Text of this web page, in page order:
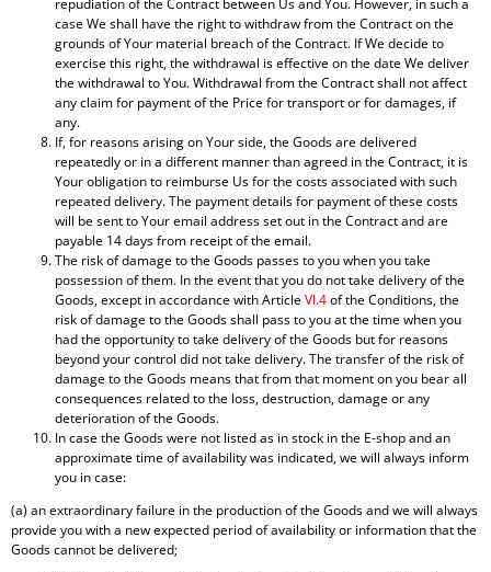
repudiation of the Contract between Us and You. However, in such a
case We shall have the right to withdraw from the Contract on the
grounds of Your material breach of the Contract. If We decide to
exercise this right, the withdrawal is effective on the date We deliver
the withdrawal to You. Withdrawal from the Contract shall not affect
any claim for payment of the Price for transport or for damages, if
any.
If, for reasons arising on Your side, the Goods are delivered
repeatedly or in a different manner than agreed in the Contract, it is
Your obligation to reimburse Us for the costs associated with such
repeated delivery. The payment details for payment of these costs
will be sent to Your email address set out in the Contract and are
payable 14 days from receipt of the email.
The risk of damage to the Goods passes to you when you take
possession of them. In the event that you do not take delivery of the
Goods, except in accordance with ArticleVI.4of the Conditions, the
risk of damage to the Goods shall pass to you at the time when you
had the opportunity to take delivery of the Goods but for reasons
beyond your control did not take delivery. The transfer of the risk of
damage to the Goods means that from that moment on you bear all
consequences related to the loss, destruction, damage or any
deterioration of the Goods.
In case the Goods were not listed as in stock in the E-shop and an
approximate time of availability was indicated, we will always inform
you in case:
(a) an extraordinary failure in the production of the Goods and we will always
provide you with a new expected period of availability or information that the
Goods cannot be delivered;